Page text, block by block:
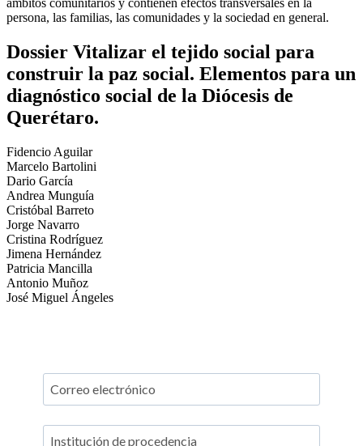
persona, las familias, las comunidades y la sociedad en general.
Dossier Vitalizar el tejido social para
construir la paz social. Elementos para un
diagnóstico social de la Diócesis de
Querétaro.
Fidencio Aguilar
Marcelo Bartolini
Dario García
Andrea Munguía
Cristóbal Barreto
Jorge Navarro
Cristina Rodríguez
Jimena Hernández
Patricia Mancilla
Antonio Muñoz
José Miguel Ángeles